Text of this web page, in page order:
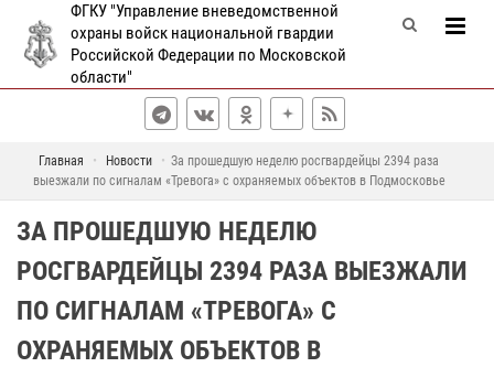
ФГКУ "Управление вневедомственной
охраны войск национальной гвардии
Российской Федерации по Московской
области"
Главная Новости
За прошедшую неделю росгвардейцы 2394 раза
выезжали по сигналам «Тревога» с охраняемых объектов в Подмосковье
ЗА ПРОШЕДШУЮ НЕДЕЛЮ
РОСГВАРДЕЙЦЫ 2394 РАЗА ВЫЕЗЖАЛИ
ПО СИГНАЛАМ «ТРЕВОГА» С
ОХРАНЯЕМЫХ ОБЪЕКТОВ В